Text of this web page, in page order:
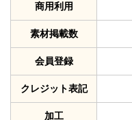
商用利用
素材掲載数
会員登録
クレジット表記
加工